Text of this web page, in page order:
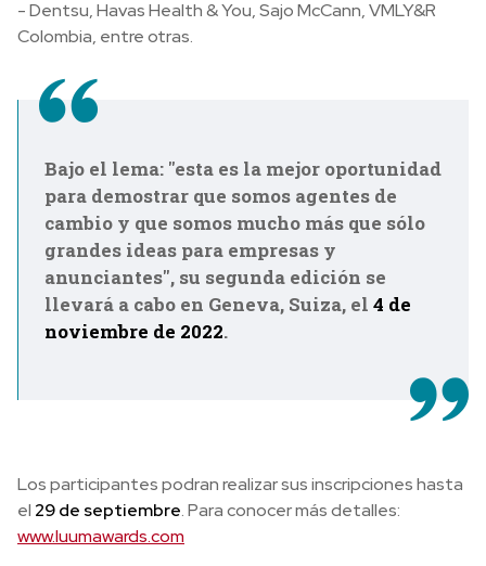
- Dentsu, Havas Health & You, Sajo McCann, VMLY&R
Colombia, entre otras.
Bajo el lema: "esta es la mejor oportunidad
para demostrar que somos agentes de
cambio y que somos mucho más que sólo
grandes ideas para empresas y
anunciantes", su segunda edición se
llevará a cabo en Geneva, Suiza, el 4 de
noviembre de 2022.
Los participantes podran realizar sus inscripciones hasta
el 29 de septiembre. Para conocer más detalles:
www.luumawards.com